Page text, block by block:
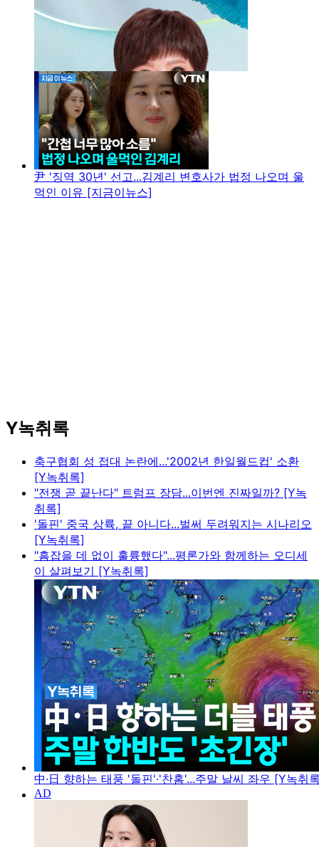
尹 '징역 30년' 선고...김계리 변호사가 법정 나오며 울
먹인 이유 [지금이뉴스]
Y녹취록
축구협회 성 접대 논란에...'2002년 한일월드컵' 소환
[Y녹취록]
"전쟁 곧 끝난다" 트럼프 장담...이번엔 진짜일까? [Y녹
취록]
'돌핀' 중국 상륙, 끝 아니다...벌써 두려워지는 시나리오
[Y녹취록]
"흠잡을 데 없이 훌륭했다"...평론가와 함께하는 오디세
이 살펴보기 [Y녹취록]
中·日 향하는 태풍 '돌핀'·'찬홈'...주말 날씨 좌우 [Y녹취